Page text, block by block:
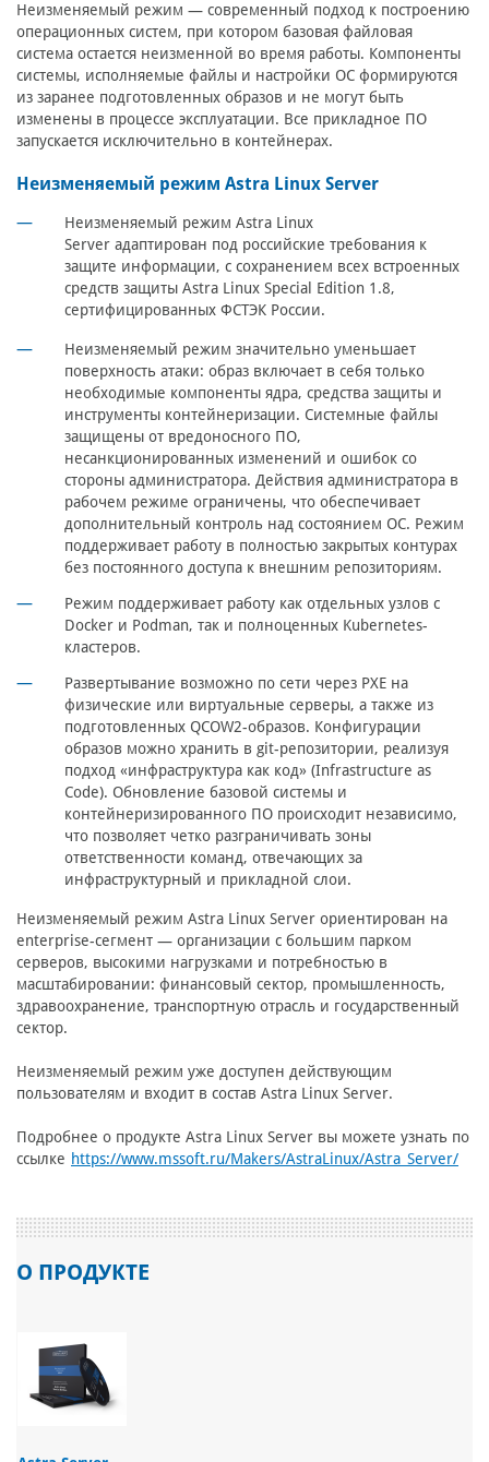
Неизменяемый режим — современный подход к построению
операционных систем, при котором базовая файловая
система остается неизменной во время работы. Компоненты
системы, исполняемые файлы и настройки ОС формируются
из заранее подготовленных образов и не могут быть
изменены в процессе эксплуатации. Все прикладное ПО
запускается исключительно в контейнерах.
Неизменяемый режим Astra Linux Server
Неизменяемый режим Astra Linux
Server адаптирован под российские требования к
защите информации, с сохранением всех встроенных
средств защиты Astra Linux Special Edition 1.8,
сертифицированных ФСТЭК России.
Неизменяемый режим значительно уменьшает
поверхность атаки: образ включает в себя только
необходимые компоненты ядра, средства защиты и
инструменты контейнеризации. Системные файлы
защищены от вредоносного ПО,
несанкционированных изменений и ошибок со
стороны администратора. Действия администратора в
рабочем режиме ограничены, что обеспечивает
дополнительный контроль над состоянием ОС. Режим
поддерживает работу в полностью закрытых контурах
без постоянного доступа к внешним репозиториям.
Режим поддерживает работу как отдельных узлов с
Docker и Podman, так и полноценных Kubernetes-
кластеров.
Развертывание возможно по сети через PXE на
физические или виртуальные серверы, а также из
подготовленных QCOW2-образов. Конфигурации
образов можно хранить в git-репозитории, реализуя
подход «инфраструктура как код» (Infrastructure as
Code). Обновление базовой системы и
контейнеризированного ПО происходит независимо,
что позволяет четко разграничивать зоны
ответственности команд, отвечающих за
инфраструктурный и прикладной слои.
Неизменяемый режим Astra Linux Server ориентирован на
enterprise-сегмент — организации с большим парком
серверов, высокими нагрузками и потребностью в
масштабировании: финансовый сектор, промышленность,
здравоохранение, транспортную отрасль и государственный
сектор.
Неизменяемый режим уже доступен действующим
пользователям и входит в состав Astra Linux Server.
Подробнее о продукте Astra Linux Server вы можете узнать по
ссылке https://www.mssoft.ru/Makers/AstraLinux/Astra_Server/
О ПРОДУКТЕ